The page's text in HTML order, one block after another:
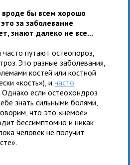
вроде бы всем хорошо
за заболевание
знают далеко не все...
путают остеопороз,
Это разные заболевания,
костей или костной
«кость»), ичасто
. Однако если остеохондроз
знать сильными болями,
что это «немое»
бессимптомно и никак
человек не получит